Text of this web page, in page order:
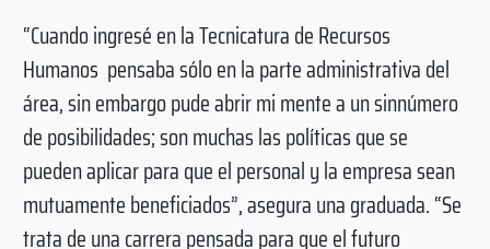
“Cuando ingresé en la Tecnicatura de Recursos
Humanos pensaba sólo en la parte administrativa del
área, sin embargo pude abrir mi mente a un sinnúmero
de posibilidades; son muchas las políticas que se
pueden aplicar para que el personal y la empresa sean
mutuamente beneficiados”, asegura una graduada. “Se
trata de una carrera pensada para que el futuro